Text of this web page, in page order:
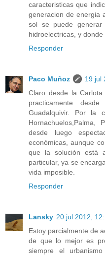
caracteristicas que
generacion de energia
sol se puede
hidroelectricas, y
Responder
Paco Muñoz
19 jul
Claro desde la
practicamente
Guadalquivir. Por la
desde luego
económicas, aunque
que la solución está
particular, ya se
vida imposible.
Responder
Lansky 20 jul 2012,
Estoy parcialmente de
de que lo mejor es
siempre el